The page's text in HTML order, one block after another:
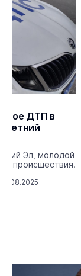
ДТП в
летний
Эл, молодой
происшествия.